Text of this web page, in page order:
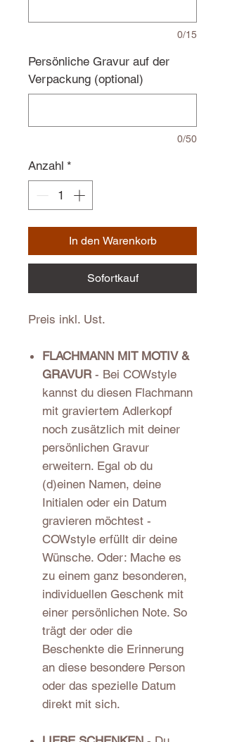
0/15
Persönliche Gravur auf der
Verpackung (optional)
0/50
Anzahl *
In den Warenkorb
Sofortkauf
Preis inkl. Ust.
FLACHMANN MIT MOTIV &
GRAVUR - Bei COWstyle
kannst du diesen Flachmann
mit graviertem Adlerkopf
noch zusätzlich mit deiner
persönlichen Gravur
erweitern. Egal ob du
(d)einen Namen, deine
Initialen oder ein Datum
gravieren möchtest -
COWstyle erfüllt dir deine
Wünsche. Oder: Mache es
zu einem ganz besonderen,
individuellen Geschenk mit
einer persönlichen Note. So
trägt der oder die
Beschenkte die Erinnerung
an diese besondere Person
oder das spezielle Datum
direkt mit sich.